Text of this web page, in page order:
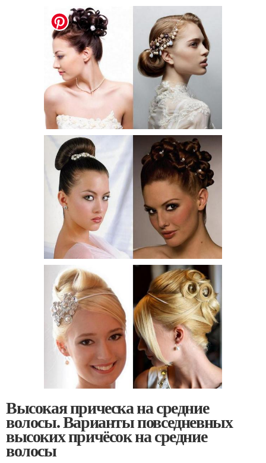
Высокая прическа на средние
волосы. Варианты повседневных
высоких причёсок на средние
волосы